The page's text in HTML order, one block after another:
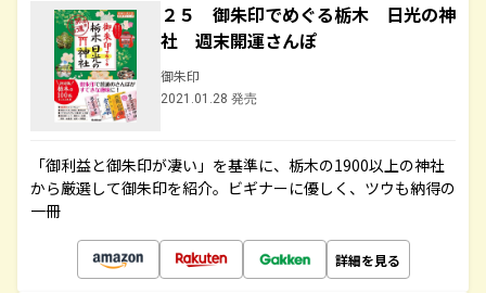
２５ 御朱印でめぐる栃木 日光の神
社 週末開運さんぽ
御朱印
2021.01.28 発売
「御利益と御朱印が凄い」を基準に、栃木の1900以上の神社
から厳選して御朱印を紹介。ビギナーに優しく、ツウも納得の
一冊
詳細を見る